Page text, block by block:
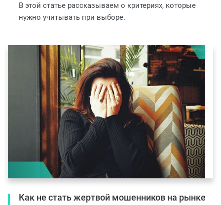
В этой статье рассказываем о критериях, которые
нужно учитывать при выборе.
Как не стать жертвой мошенников на рынке